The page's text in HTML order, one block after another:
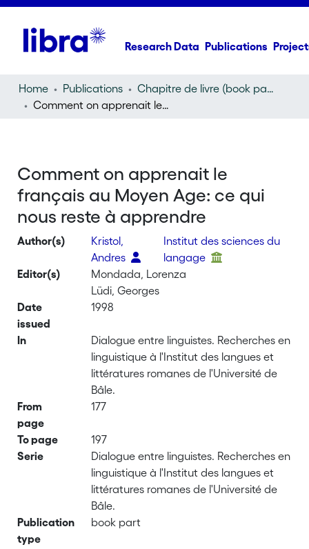
Research Data Publications
Home Publications
Chapitre de livre (book part)
Comment on apprenait le français au Moyen Age: ce qui nous reste à apprendre
Comment on apprenait le
français au Moyen Age: ce qui
nous reste à apprendre
Author(s)
Kristol,
Andres
Institut des sciences du
langage
Editor(s)
Mondada, Lorenza
Lüdi, Georges
Date
issued
1998
In
Dialogue entre linguistes. Recherches en
linguistique à l'Institut des langues et
littératures romanes de l'Université de
Bâle.
From
page
177
To page
197
Serie
Dialogue entre linguistes. Recherches en
linguistique à l'Institut des langues et
littératures romanes de l'Université de
Bâle.
Publication
type
book part